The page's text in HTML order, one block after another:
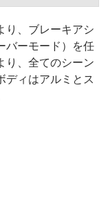
り、ブレーキアシ
バーモード）を任
り、全てのシーン
ディはアルミとス